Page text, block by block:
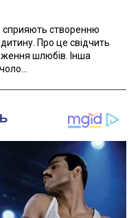
сприяють створенню
Про це свідчить
шлюбів. Інша